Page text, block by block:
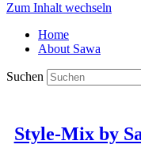
Zum Inhalt wechseln
Home
About Sawa
Suchen
Style-Mix by